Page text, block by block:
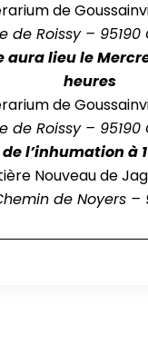
de
de Roissy –
aura lieu le
heures
de
de Roissy –
l’inhumation à
Nouveau de
de Noyers –